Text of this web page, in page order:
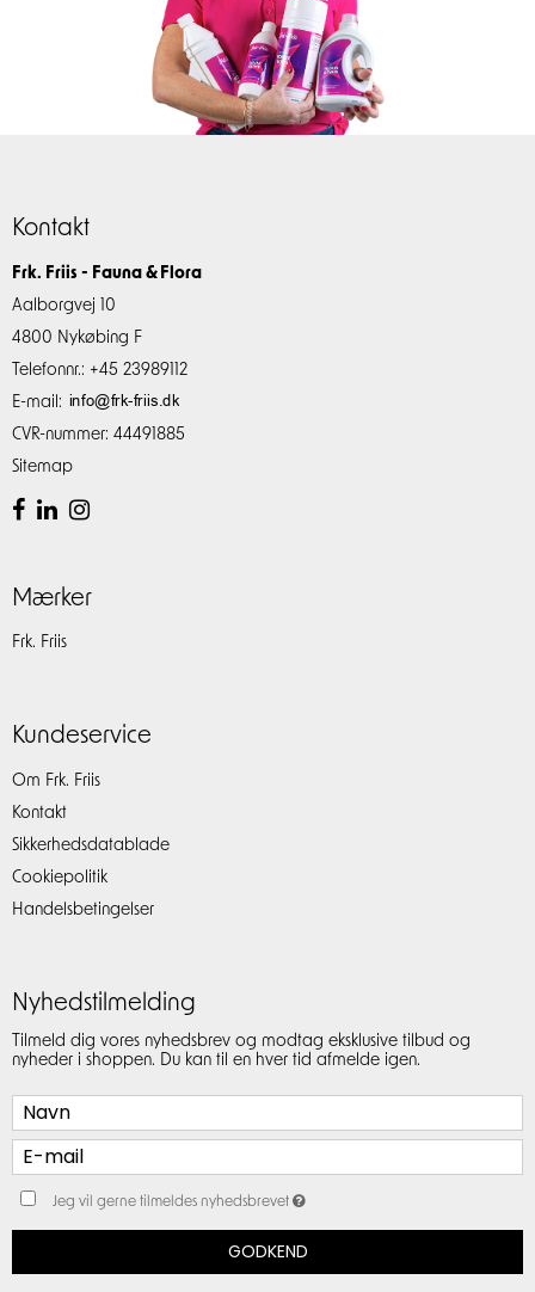
Kontakt
Frk. Friis - Fauna & Flora
Aalborgvej 10
4800 Nykøbing F
Telefonnr.: +45 23989112
E-mail :
CVR-nummer: 44491885
Sitemap
Mærker
Frk. Friis
Kundeservice
Om Frk. Friis
Kontakt
Sikkerhedsdatablade
Cookiepolitik
Handelsbetingelser
Nyhedstilmelding
Tilmeld dig vores nyhedsbrev og modtag eksklusive tilbud og
nyheder i shoppen. Du kan til en hver tid afmelde igen.
Jeg vil gerne tilmeldes nyhedsbrevet
GODKEND